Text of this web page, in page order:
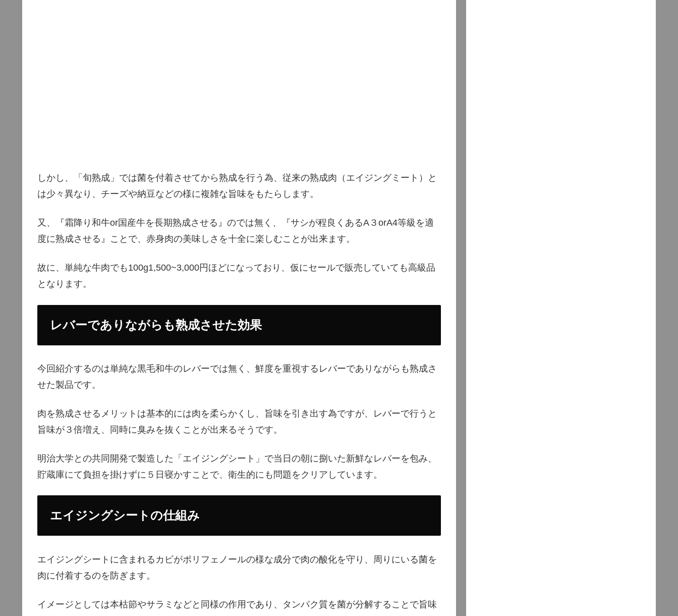
しかし、「旬熟成」では菌を付着させてから熟成を行う為、従来の熟成肉（エイジングミート）と
は少々異なり、チーズや納豆などの様に複雑な旨味をもたらします。
又、『霜降り和牛or国産牛を長期熟成させる』のでは無く、『サシが程良くあるA３orA4等級を適
度に熟成させる』ことで、赤身肉の美味しさを十全に楽しむことが出来ます。
故に、単純な牛肉でも100g1,500~3,000円ほどになっており、仮にセールで販売していても高級品
となります。
レバーでありながらも熟成させた効果
今回紹介するのは単純な黒毛和牛のレバーでは無く、鮮度を重視するレバーでありながらも熟成さ
せた製品です。
肉を熟成させるメリットは基本的には肉を柔らかくし、旨味を引き出す為ですが、レバーで行うと
旨味が３倍増え、同時に臭みを抜くことが出来るそうです。
明治大学との共同開発で製造した「エイジングシート」で当日の朝に捌いた新鮮なレバーを包み、
貯蔵庫にて負担を掛けずに５日寝かすことで、衛生的にも問題をクリアしています。
エイジングシートの仕組み
エイジングシートに含まれるカビがポリフェノールの様な成分で肉の酸化を守り、周りにいる菌を
肉に付着するのを防ぎます。
イメージとしては本枯節やサラミなどと同様の作用であり、タンパク質を菌が分解することで旨味